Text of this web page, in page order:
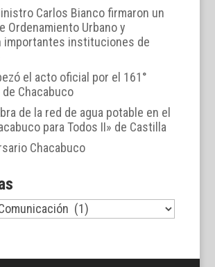
Carlos Bianco firmaron un
Ordenamiento Urbano y
importantes instituciones de
el acto oficial por el 161°
Chacabuco
de la red de agua potable en el
para Todos II» de Castilla
Chacabuco